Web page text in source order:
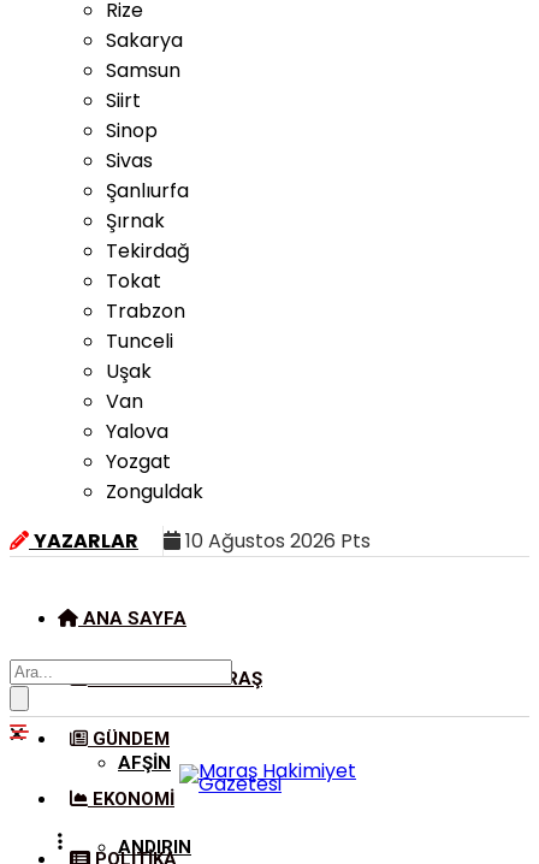
Rize
Sakarya
Samsun
Siirt
Sinop
Sivas
Şanlıurfa
Şırnak
Tekirdağ
Tokat
Trabzon
Tunceli
Uşak
Van
Yalova
Yozgat
Zonguldak
YAZARLAR
10 Ağustos 2026 Pts
ANA SAYFA
KAHRAMANMARAŞ
AFŞIN
ANDIRIN
GÜNDEM
EKONOMI
POLITIKA